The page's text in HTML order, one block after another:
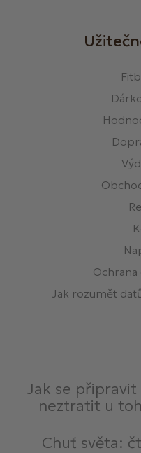
Jak rozumět
Jak se připravit
neztratit u
Chuť světa: